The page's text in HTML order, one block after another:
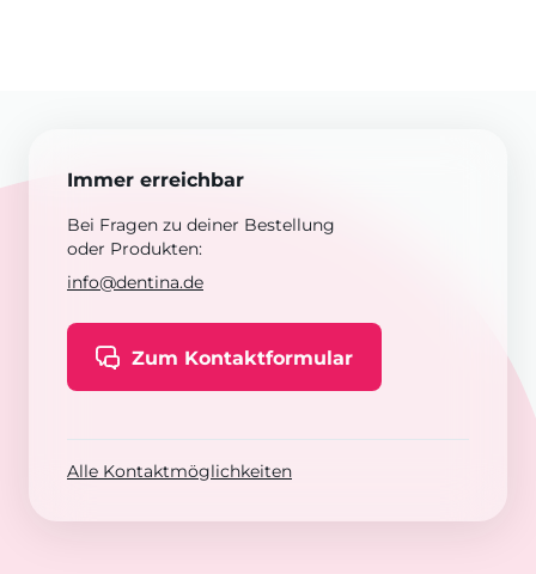
Immer erreichbar
Bei Fragen zu deiner Bestellung
oder Produkten:
info@dentina.de
Zum Kontaktformular
Alle Kontaktmöglichkeiten